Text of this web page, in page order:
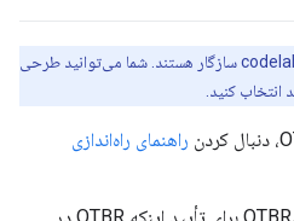
هر دو طرح RCP و NCP با این codelab سازگار هستند. شما می‌توانید طرحی
راهنمای راه‌اندازی
برای تأیید اینکه OTBR در